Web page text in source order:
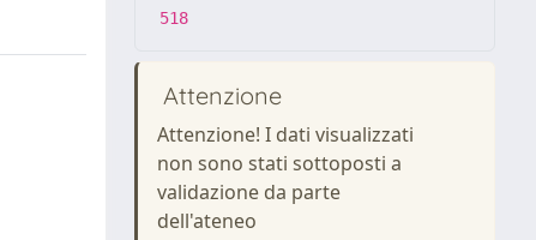
518
Attenzione
Attenzione! I dati visualizzati
non sono stati sottoposti a
validazione da parte
dell'ateneo